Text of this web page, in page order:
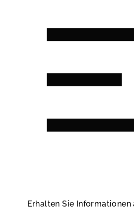
Erhalten Sie Informationen